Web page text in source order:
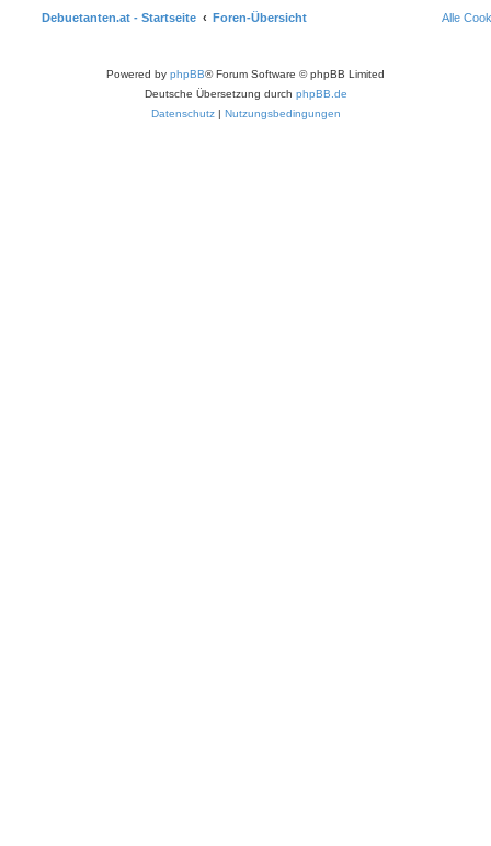
Debuetanten.at - Startseite Foren-Übersicht Alle
Powered by phpBB® Forum Software © phpBB Limited
Deutsche Übersetzung durch phpBB.de
Datenschutz| Nutzungsbedingungen